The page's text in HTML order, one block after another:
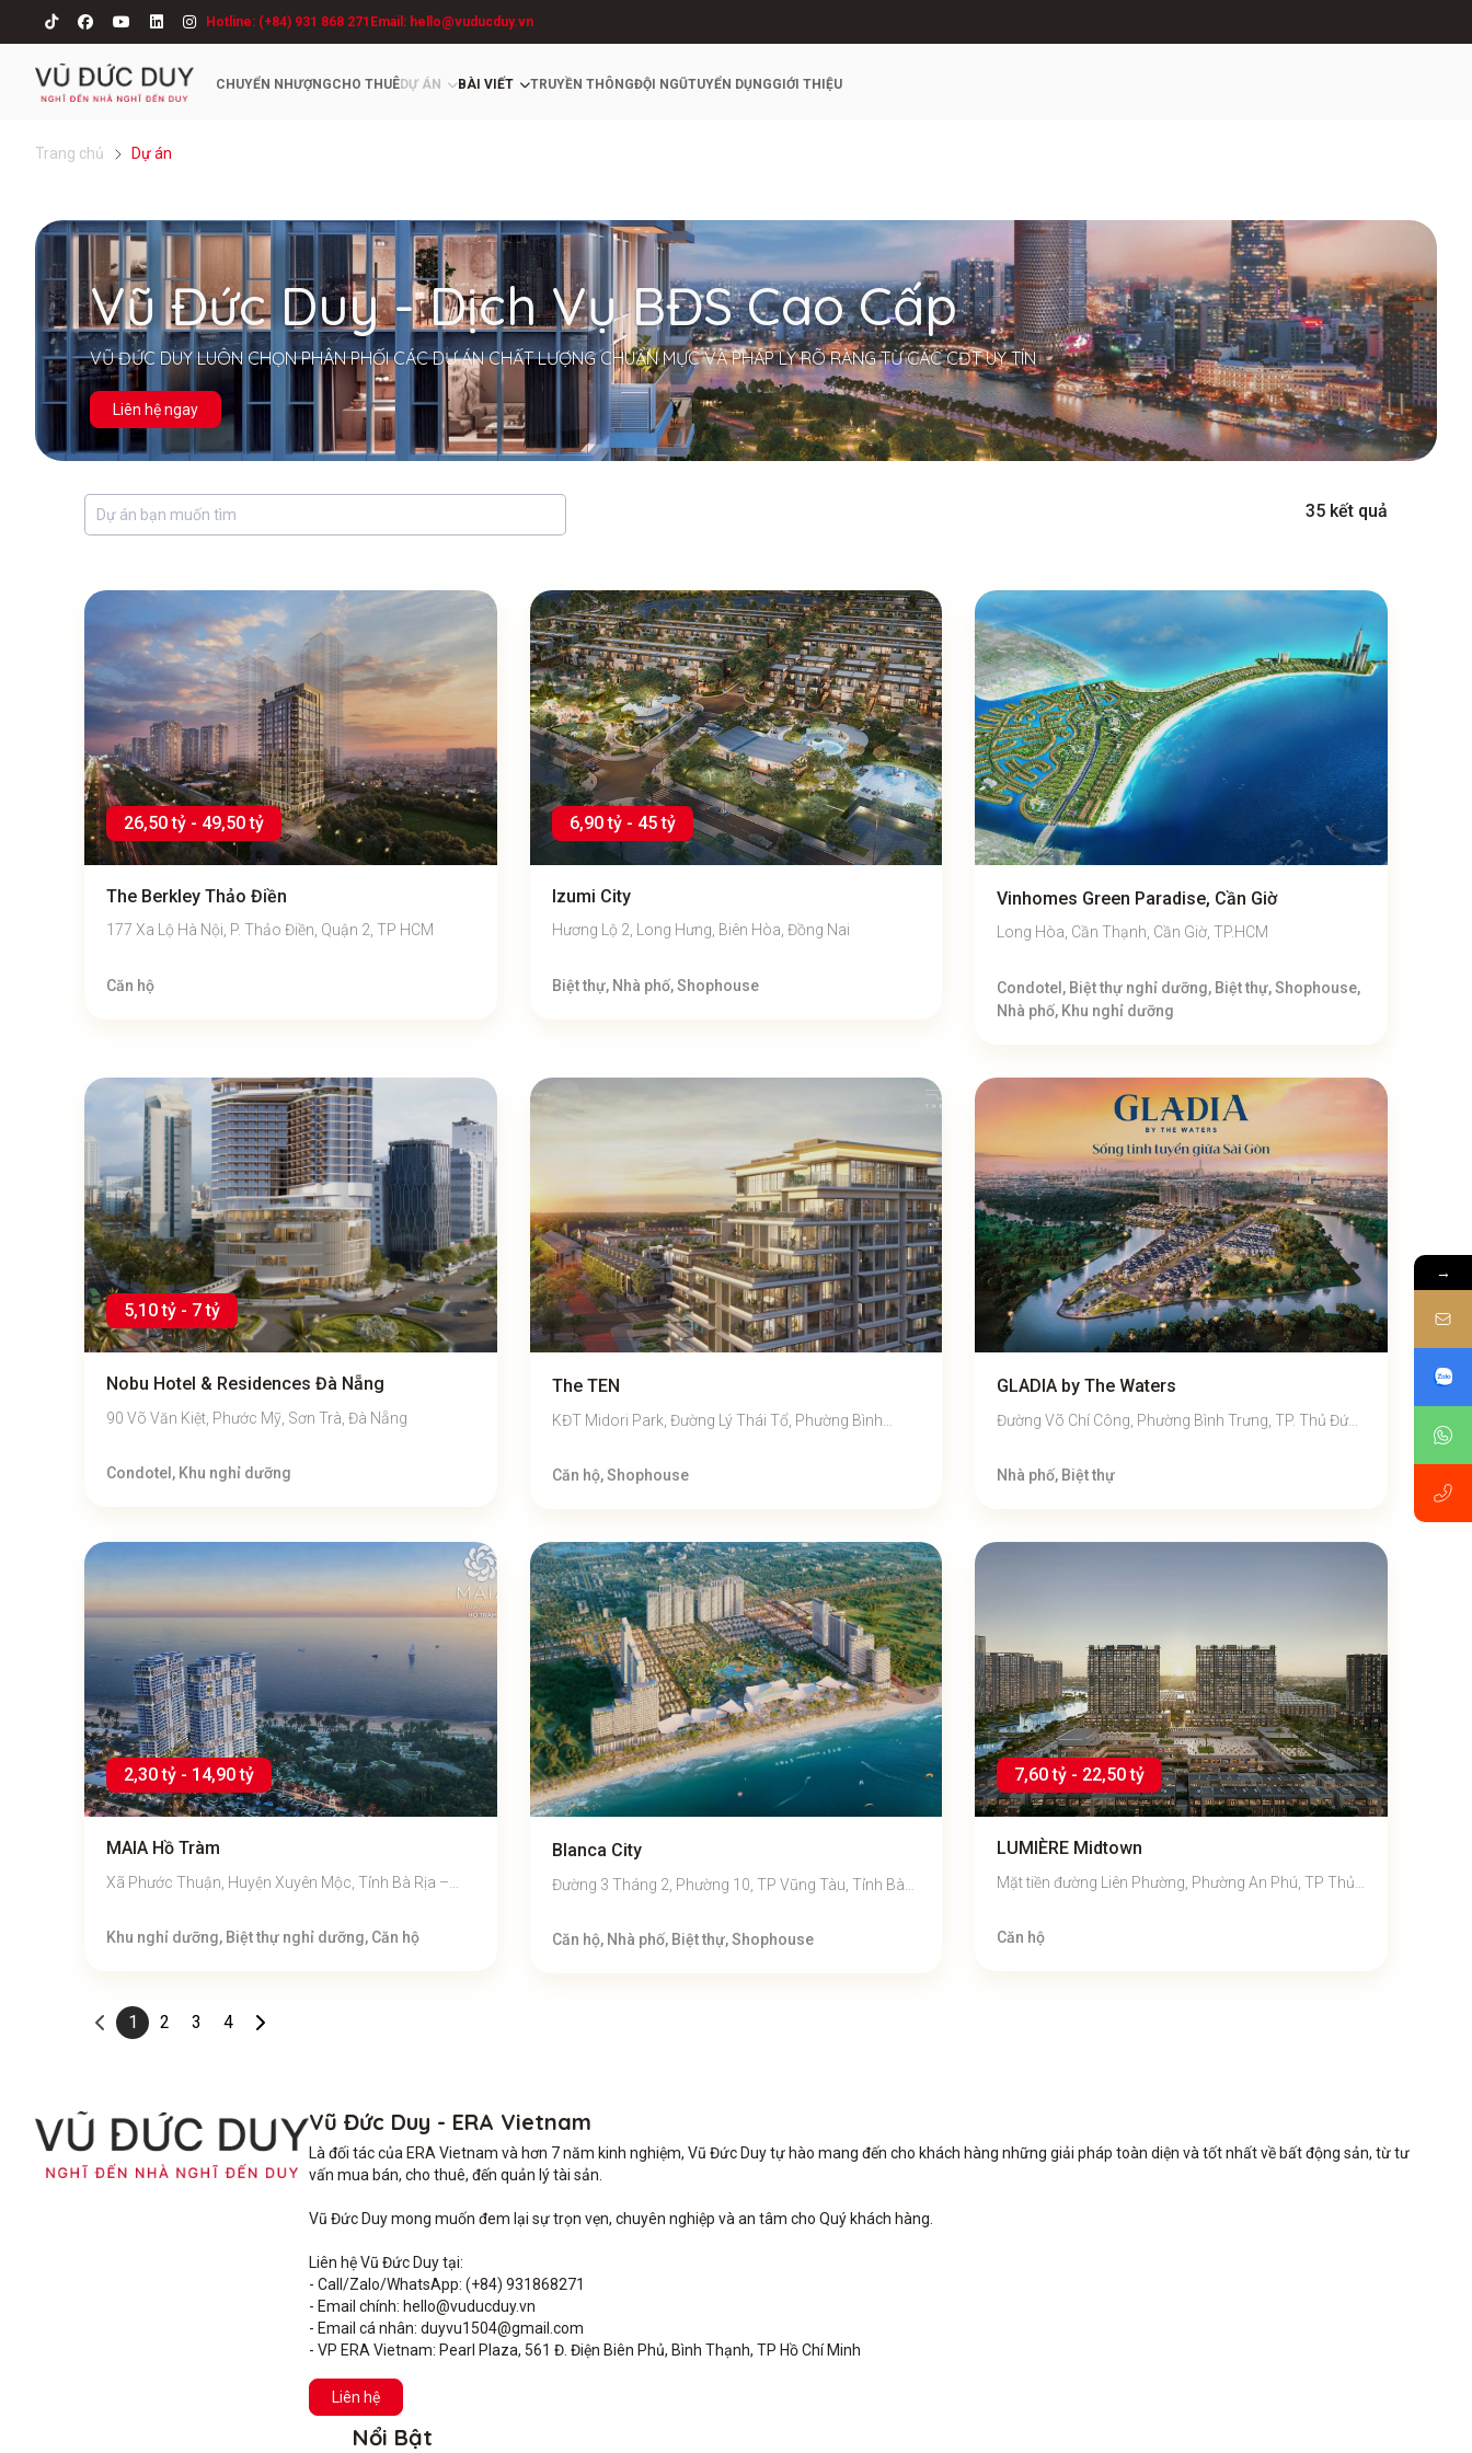
Hotline: (+84) 931 868 271 Email: hello@vuducduy.vn
CHUYỂN NHƯỢNGCHO THUÊDỰ ÁN BÀI VIẾT TRUYỀN THÔNGĐỘI NGŨTUYỂN DỤNGGIỚI THIỆU
Trang chủ Dự án
Vũ Đức Duy - Dịch Vụ BĐS Cao Cấp
VŨ ĐỨC DUY LUÔN CHỌN PHÂN PHỐI CÁC DỰ ÁN CHẤT LƯỢNG CHUẨN MỰC VÀ PHÁP LÝ RÕ RÀNG TỪ CÁC CĐT UY TÍN
Liên hệ ngay
35 kết quả
26,50 tỷ - 49,50 tỷ
The Berkley Thảo Điền
177 Xa Lộ Hà Nội, P. Thảo Điền, Quận 2, TP HCM
Căn hộ
6,90 tỷ - 45 tỷ
Izumi City
Hương Lộ 2, Long Hưng, Biên Hòa, Đồng Nai
Biệt thự, Nhà phố, Shophouse
Vinhomes Green Paradise, Cần Giờ
Long Hòa, Cần Thạnh, Cần Giờ, TP.HCM
Condotel, Biệt thự nghỉ dưỡng, Biệt thự, Shophouse,
Nhà phố, Khu nghỉ dưỡng
5,10 tỷ - 7 tỷ
Nobu Hotel & Residences Đà Nẵng
90 Võ Văn Kiệt, Phước Mỹ, Sơn Trà, Đà Nẵng
Condotel, Khu nghỉ dưỡng
The TEN
KĐT Midori Park, Đường Lý Thái Tổ, Phường Bình
Căn hộ, Shophouse
GLADIA by The Waters
Đường Võ Chí Công, Phường Bình Trưng, TP. Thủ Đức,
Nhà phố, Biệt thự
2,30 tỷ - 14,90 tỷ
MAIA Hồ Tràm
Xã Phước Thuận, Huyện Xuyên Mộc, Tỉnh Bà Rịa –
Khu nghỉ dưỡng, Biệt thự nghỉ dưỡng, Căn hộ
Blanca City
Đường 3 Tháng 2, Phường 10, TP Vũng Tàu, Tỉnh Bà
Căn hộ, Nhà phố, Biệt thự, Shophouse
7,60 tỷ - 22,50 tỷ
LUMIÈRE Midtown
Mặt tiền đường Liên Phường, Phường An Phú, TP Thủ
Căn hộ
1 2 3 4
Vũ Đức Duy - ERA Vietnam
Là đối tác của ERA Vietnam và hơn 7 năm kinh nghiệm, Vũ Đức Duy tự hào mang đến cho khách hàng những giải pháp toàn diện và tốt nhất về bất động sản, từ tư
vấn mua bán, cho thuê, đến quản lý tài sản.
Vũ Đức Duy mong muốn đem lại sự trọn vẹn, chuyên nghiệp và an tâm cho Quý khách hàng.
Liên hệ Vũ Đức Duy tại:
- Call/Zalo/WhatsApp: (+84) 931868271
- Email chính: hello@vuducduy.vn
- Email cá nhân: duyvu1504@gmail.com
- VP ERA Vietnam: Pearl Plaza, 561 Đ. Điện Biên Phủ, Bình Thạnh, TP Hồ Chí Minh
Liên hệ
Nổi Bật
→